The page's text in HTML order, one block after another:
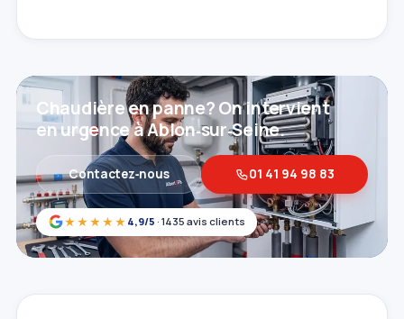
★★★★★ 4,9/5 · 1435 avis clients
Chaudière en panne? On intervient
en urgence à Ablon‑sur‑Seine.
Contactez‑nous 01 41 94 98 83